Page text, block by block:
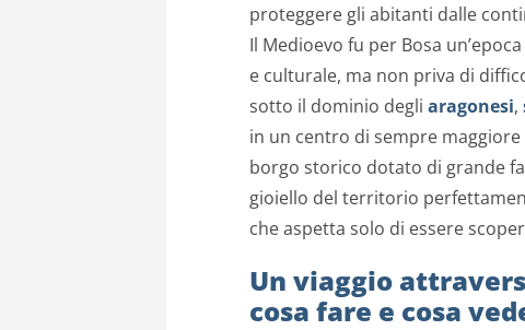
proteggere gli abitanti dalle
Il Medioevo fu per Bosa
e culturale, ma non priva di
sotto il dominio degli aragonesi,
in un centro di sempre
borgo storico dotato di grande
gioiello del territorio
che aspetta solo di essere
Un viaggio
cosa fare e cosa